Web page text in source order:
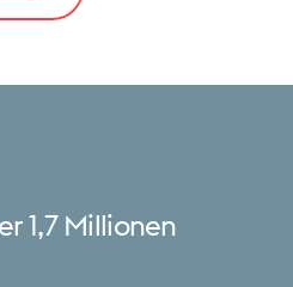
1,7 Millionen